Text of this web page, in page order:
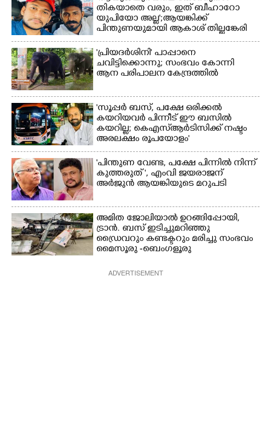
ട്രാക്കിന് കുറുകെ ഓടുന്ന
നായകൾ.
തികയാതെ വരും, ഇത് ബീഹാറോ
യുപിയോ അല്ല';ആയങ്കിക്ക്
പിന്തുണയുമായി ആകാശ് തില്ലങ്കേരി
'പ്രിയദർശിനി' പാപ്പാനെ
ചവിട്ടിക്കൊന്നു; സംഭവം കോന്നി
ആന പരിപാലന കേന്ദ്രത്തിൽ
'സൂപ്പർ ബസ്, പക്ഷേ ഒരിക്കൽ
കയറിയവർ പിന്നീട് ഈ ബസിൽ
കയറില്ല; കെഎസ്ആർടിസിക്ക് നഷ്ടം
അരലക്ഷം രൂപയോളം'
"പിന്തുണ വേണ്ട,​ പക്ഷേ പിന്നിൽ നിന്ന്
കുത്തരുത് ", എംവി ജയരാജന്
അർജുൻ ആയങ്കിയുടെ മറുപടി
അമിത ജോലിയാൽ ഉറങ്ങിപ്പോയി,
ട്രാൻ. ബസ് ഇടിച്ചുമറിഞ്ഞു
ഡ്രൈവറും കണ്ടക്ടറും മരിച്ചു സംഭവം
മൈസൂരു -ബെംഗളൂരു
നാലു പേരുടെ നില ഗുരുതരം
ADVERTISEMENT